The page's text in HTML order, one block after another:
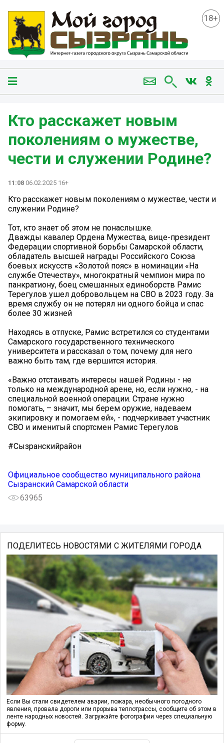
18+
Кто расскажет новым
поколениям о мужестве,
чести и служении Родине?
11:08 06.02.2025 16+
Кто расскажет новым поколениям о мужестве, чести и
служении Родине?
Тот, кто знает об этом не понаслышке.
Дважды кавалер Ордена Мужества, вице-президент
Федерации спортивной борьбы Самарской области,
обладатель высшей награды Российского Союза
боевых искусств «Золотой пояс» в номинации «На
службе Отечеству», многократный чемпион мира по
панкратиону, боец смешанных единоборств Рамис
Терегулов ушел добровольцем на СВО в 2023 году. За
время службу он не потерял ни одного бойца и спас
более 30 жизней
Находясь в отпуске, Рамис встретился со студентами
Самарского государственного технического
университета и рассказал о том, почему для него
важно быть там, где вершится история.
«Важно отстаивать интересы нашей Родины - не
только на международной арене, но, если нужно, - на
специальной военной операции. Стране нужно
помогать, – значит, мы берем оружие, надеваем
экипировку и помогаем ей», - подчеркивает участник
СВО и именитый спортсмен Рамис Терегулов
#Сызранскийрайон
Официальное сообщество муниципального района
Сызранский Самарской области
63965
ПОДЕЛИТЕСЬ НОВОСТЯМИ С ЖИТЕЛЯМИ ГОРОДА
Если Вы стали свидетелем аварии, пожара, необычного погодного
явления, провала дороги или прорыва теплотрассы, сообщите об этом в
ленте народных новостей. Загружайте фотографии через специальную
форму.